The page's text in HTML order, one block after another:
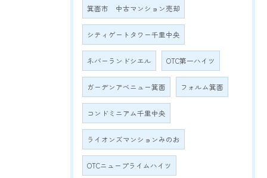
箕面市 中古マンション売却
シティゲートタワー千里中央
ネバーランドシエル OTC第一ハイツ
ガーデンアベニュー箕面 フォルム箕面
コンドミニアム千里中央
ライオンズマンションみのお
OTCニュープライムハイツ